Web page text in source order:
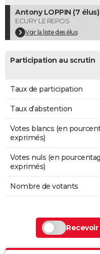
COPAINS D'AVANT
S'inscrire
Se connecter
Lycées
Collèges
Primaires
Universités
Entreprises
Service militaire
Avis de recherche
AVIS DE DÉCÈS
Bricolage
Television
Antony LOPPIN (7 élus)
ECURY LE REPOS
Voir la liste des élus
Participation au scrutin
Taux de participation
Taux d'abstention
Votes blancs (en
exprimés)
Votes nuls (en
exprimés)
Nombre de votants